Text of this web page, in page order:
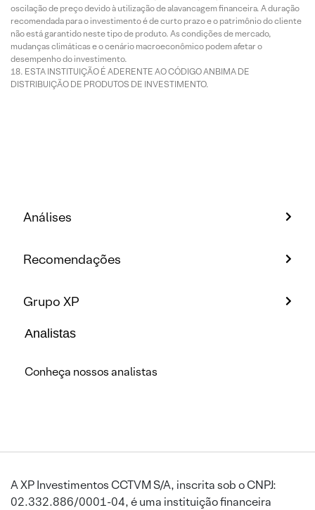
oscilação de preço devido à utilização de alavancagem financeira. A duração
recomendada para o investimento é de curto prazo e o patrimônio do cliente
não está garantido neste tipo de produto. As condições de mercado,
mudanças climáticas e o cenário macroeconômico podem afetar o
desempenho do investimento.
ESTA INSTITUIÇÃO É ADERENTE AO CÓDIGO ANBIMA DE
DISTRIBUIÇÃO DE PRODUTOS DE INVESTIMENTO.
Análises
Recomendações
Grupo XP
Analistas
Conheça nossos analistas
A XP Investimentos CCTVM S/A, inscrita sob o CNPJ:
02.332.886/0001-04, é uma instituição financeira